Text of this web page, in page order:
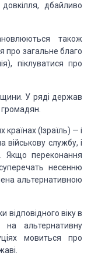
дбайливо
також
про загальне благо
піклува­тися про
У ряді держав
громадян.
країнах (Із­раїль) — і
вій­ськову службу, і
Якщо переконання
несенню
альтернативною
відповід­ного віку в
на альтер­нативну
мовить­ся про